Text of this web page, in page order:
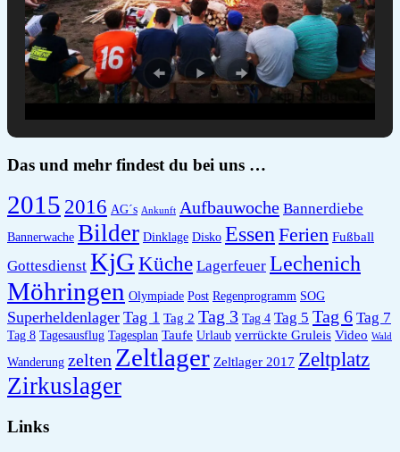
Das und mehr findest du bei uns …
2015 2016 AG´s Ankunft Aufbauwoche Bannerdiebe
Bannerwache Bilder Dinklage Disko Essen Ferien Fußball
Gottesdienst KjG Küche Lagerfeuer Lechenich
Möhringen Olympiade Post Regenprogramm SOG
Superheldenlager Tag 1 Tag 2 Tag 3 Tag 4 Tag 5 Tag 6 Tag 7
Tag 8 Tagesausflug Tagesplan Taufe Urlaub verrückte Gruleis Video Wald
Wanderung zelten Zeltlager Zeltlager 2017 Zeltplatz
Zirkuslager
Links